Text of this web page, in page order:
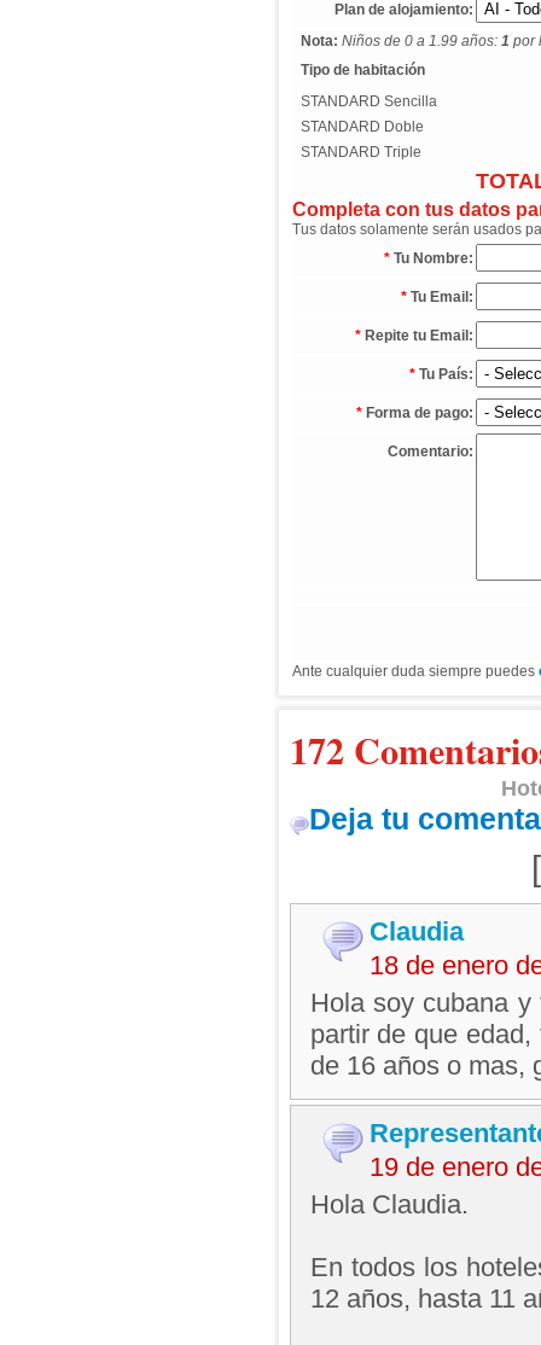
Plan de alojamiento:
Nota: Niños de 0 a 1.99 años: 1 por
Tipo de habitación
STANDARD Sencilla
STANDARD Doble
STANDARD Triple
Completa con tus datos
Tus datos solamente serán usados
* Tu Nombre:
* Tu Email:
* Repite tu Email:
* Tu País:
* Forma de pago:
Comentario:
Ante cualquier duda siempre puedes
172
Deja tu
Claudia
18 de enero
Hola soy cubana
partir de que
de 16 años o mas,
19 de enero
Hola Claudia.
En todos los
12 años, hasta 11